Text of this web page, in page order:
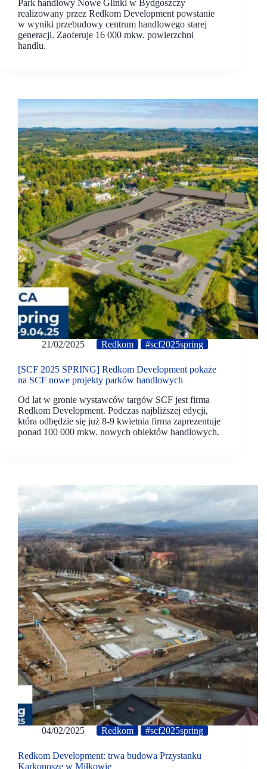
Park handlowy Nowe Glinki w Bydgoszczy
realizowany przez Redkom Development powstanie
w wyniki przebudowy centrum handlowego starej
generacji. Zaoferuje 16 000 mkw. powierzchni
handlu.
21/02/2025 Redkom #scf2025spring
[SCF 2025 SPRING] Redkom Development pokaże
na SCF nowe projekty parków handlowych
Od lat w gronie wystawców targów SCF jest firma
Redkom Development. Podczas najbliższej edycji,
która odbędzie się już 8-9 kwietnia firma zaprezentuje
ponad 100 000 mkw. nowych obiektów handlowych.
04/02/2025 Redkom #scf2025spring
Redkom Development: trwa budowa Przystanku
Karkonosze w Miłkowie